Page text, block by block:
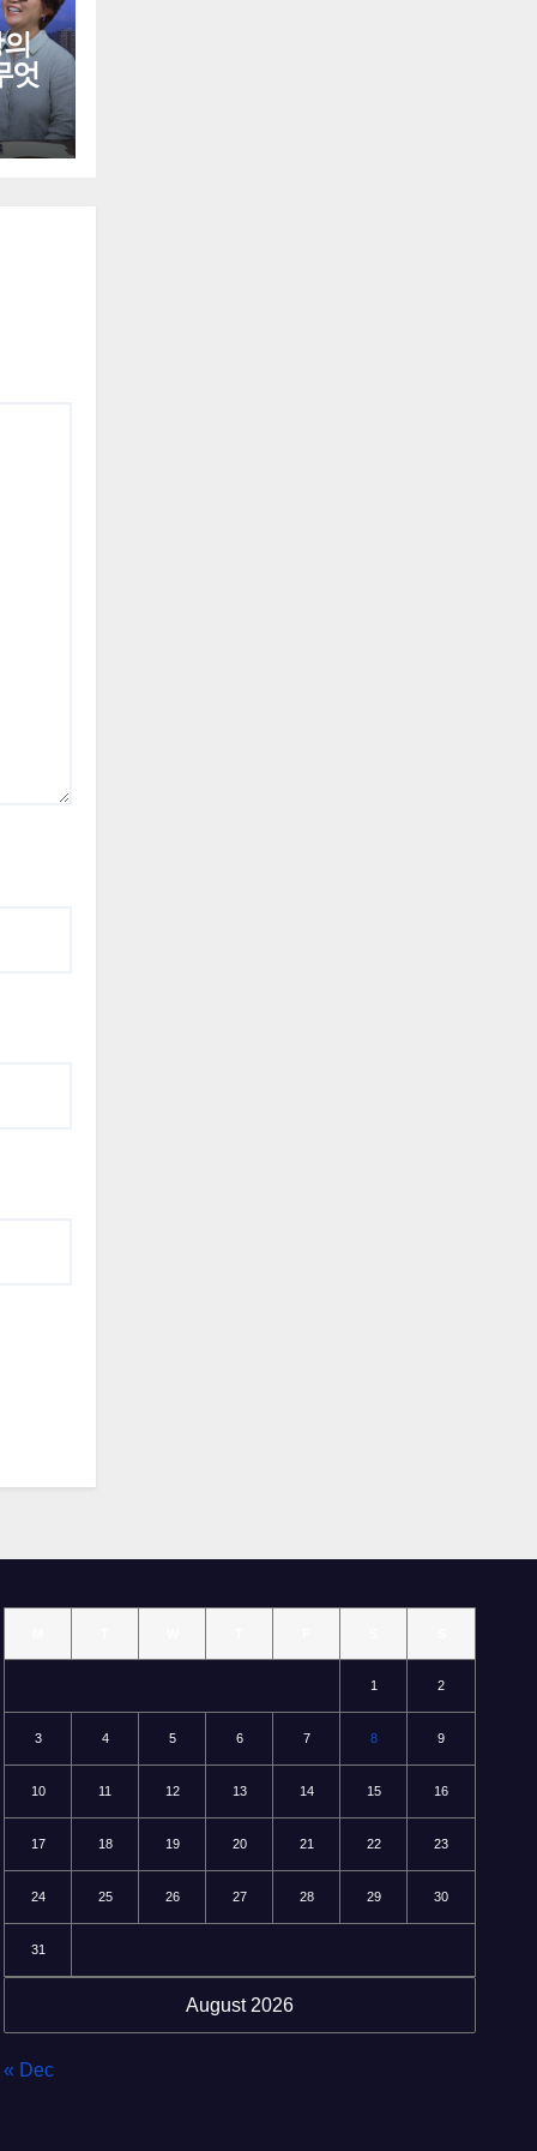
엇
August 2026
1 2
3 4 5 6 7 8 9
10 11 12 13 14 15 16
17 18 19 20 21 22 23
24 25 26 27 28 29 30
31
« Dec